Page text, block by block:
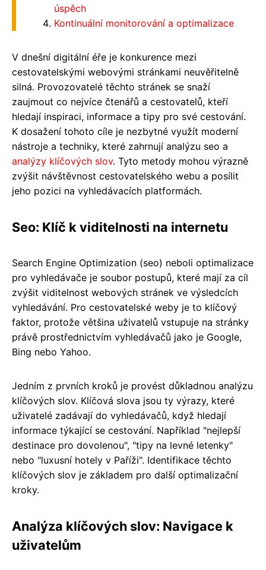
úspěch
Kontinuální monitorování a optimalizace
V dnešní digitální éře je konkurence mezi
cestovatelskými webovými stránkami neuvěřitelně
silná. Provozovatelé těchto stránek se snaží
zaujmout co nejvíce čtenářů a cestovatelů, kteří
hledají inspiraci, informace a tipy pro své cestování.
K dosažení tohoto cíle je nezbytné využít moderní
nástroje a techniky, které zahrnují analýzu seo a
analýzy klíčových slov. Tyto metody mohou výrazně
zvýšit návštěvnost cestovatelského webu a posílit
jeho pozici na vyhledávacích platformách.
Seo: Klíč k viditelnosti na internetu
Search Engine Optimization (seo) neboli optimalizace
pro vyhledávače je soubor postupů, které mají za cíl
zvýšit viditelnost webových stránek ve výsledcích
vyhledávání. Pro cestovatelské weby je to klíčový
faktor, protože většina uživatelů vstupuje na stránky
právě prostřednictvím vyhledávačů jako je Google,
Bing nebo Yahoo.
Jedním z prvních kroků je provést důkladnou analýzu
klíčových slov. Klíčová slova jsou ty výrazy, které
uživatelé zadávají do vyhledávačů, když hledají
informace týkající se cestování. Například "nejlepší
destinace pro dovolenou", "tipy na levné letenky"
nebo "luxusní hotely v Paříži". Identifikace těchto
klíčových slov je základem pro další optimalizační
kroky.
Analýza klíčových slov: Navigace k
uživatelům